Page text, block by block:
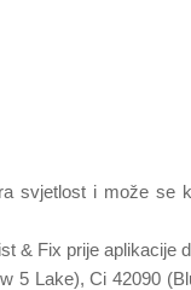
svjetlost i može
& Fix prije aplikacije
5 Lake), Ci 42090